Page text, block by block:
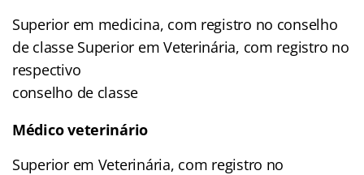
Superior em medicina, com registro no conselho
de classe Superior em Veterinária, com registro no
respectivo
conselho de classe
Médico veterinário
Superior em Veterinária, com registro no